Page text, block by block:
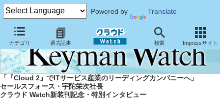
Powered by Translate
カテゴリ 過去記事 検索 Impressサイト
「『Cloud 2』でITサービス産業のリーディングカンパニーへ」
セールスフォース・宇陀栄次社長
クラウド Watch新装刊記念・特別インタビュー